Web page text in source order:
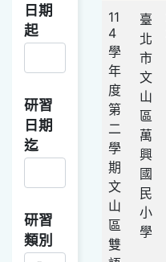
日期
起
研習
日期
迄
研習
類別
11
4
學
年
度
第
二
學
期
文
山
區
雙
臺
北
市
文
山
區
萬
興
國
民
小
學